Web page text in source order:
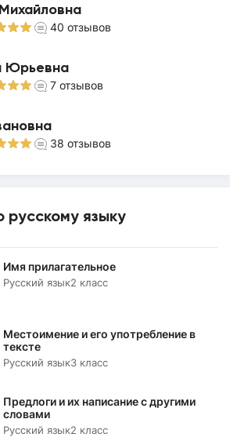
40 отзывов
Юрьевна
7 отзывов
38 отзывов
русскому языку
Имя прилагательное
Русский язык2 класс
Местоимение и его употребление в
тексте
Русский язык3 класс
Предлоги и их написание с другими
словами
Русский язык2 класс